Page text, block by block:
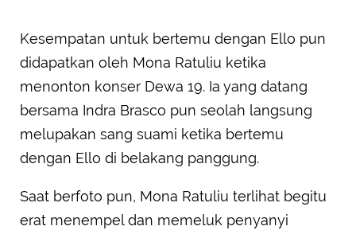
Kesempatan untuk bertemu dengan Ello pun
didapatkan oleh Mona Ratuliu ketika
menonton konser Dewa 19. Ia yang datang
bersama Indra Brasco pun seolah langsung
melupakan sang suami ketika bertemu
dengan Ello di belakang panggung.
Saat berfoto pun, Mona Ratuliu terlihat begitu
erat menempel dan memeluk penyanyi